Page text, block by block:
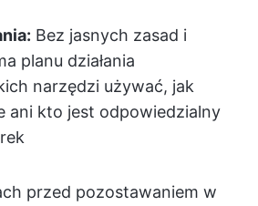
Bez jasnych zasad i
planu działania
narzędzi używać, jak
ani kto jest odpowiedzialny
przed pozostawaniem w